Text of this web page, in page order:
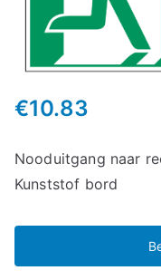
€10.83
Nooduitgang naar
Kunststof bord